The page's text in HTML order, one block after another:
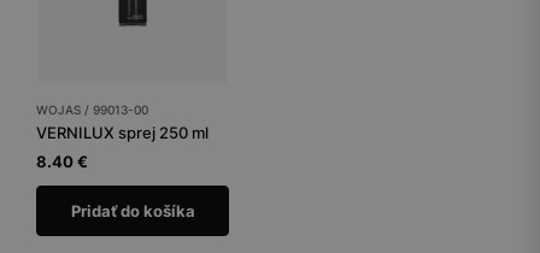
WOJAS / 99013-00
VERNILUX sprej 250 ml
8.40 €
Pridať do košíka